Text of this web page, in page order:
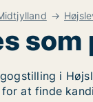
i
at finde